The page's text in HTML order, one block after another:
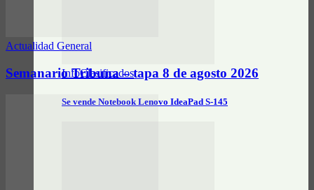
InfoClasificados
Se vende Notebook Lenovo IdeaPad S-145
Actualidad General
Semanario Tribuna – tapa 8 de agosto 2026